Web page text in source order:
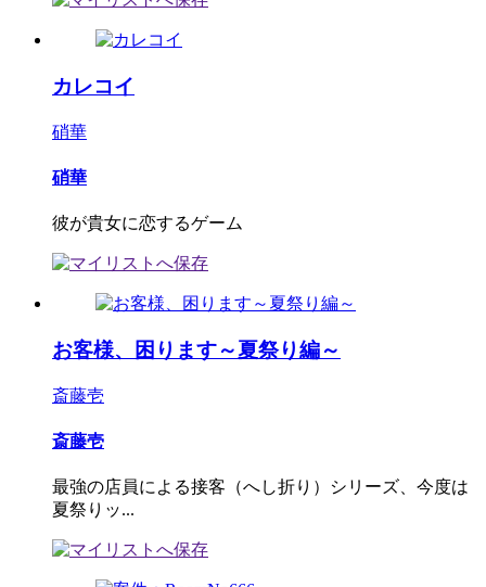
カレコイ
硝華
硝華
彼が貴女に恋するゲーム
お客様、困ります～夏祭り編～
斎藤壱
斎藤壱
最強の店員による接客（へし折り）シリーズ、今度は
夏祭りッ...